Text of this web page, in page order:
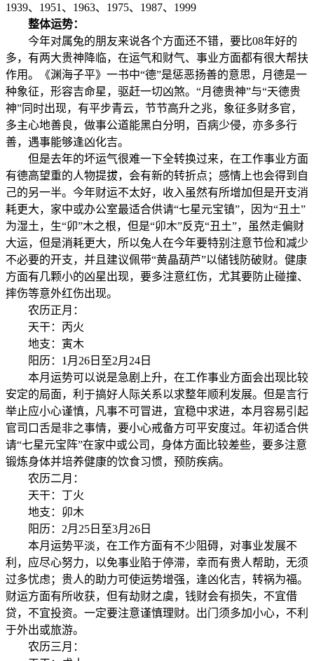
1939、1951、1963、1975、1987、1999
整体运势：
今年对属兔的朋友来说各个方面还不错，要比08年好的
多，有两大贵神降临，在运气和财气、事业方面都有很大帮扶
作用。《渊海子平》一书中“德”是惩恶扬善的意思，月德是一
种象征，形容吉命星，驱赶一切凶煞。“月德贵神”与“天德贵
神”同时出现，有平步青云，节节高升之兆，象征多财多官，
多主心地善良，做事公道能黑白分明，百病少侵，亦多多行
善，遇事能够逢凶化吉。
但是去年的坏运气很难一下全转换过来，在工作事业方面
有德高望重的人物提拔，会有新的转折点；感情上也会得到自
己的另一半。今年财运不太好，收入虽然有所增加但是开支消
耗更大，家中或办公室最适合供请“七星元宝镇”，因为“丑土”
为湿土，生“卯”木之根，但是“卯木”反克“丑土”，虽然走偏财
大运，但是消耗更大，所以兔人在今年要特别注意节俭和减少
不必要的开支，并且建议佩带“黄晶葫芦”以储钱防破财。健康
方面有几颗小的凶星出现，要多注意红伤，尤其要防止碰撞、
摔伤等意外红伤出现。
农历正月：
天干：丙火
地支：寅木
阳历：1月26日至2月24日
本月运势可以说是急剧上升，在工作事业方面会出现比较
安定的局面，利于搞好人际关系以求整年顺利发展。但是言行
举止应小心谨慎，凡事不可冒进，宜稳中求进，本月容易引起
官司口舌是非之事情，要小心戒备方可平安度过。年初适合供
请“七星元宝阵”在家中或公司，身体方面比较差些，要多注意
锻炼身体并培养健康的饮食习惯，预防疾病。
农历二月：
天干：丁火
地支：卯木
阳历：2月25日至3月26日
本月运势平淡，在工作方面有不少阻碍，对事业发展不
利，应尽心努力，以免事业陷于停滞，幸而有贵人帮助，无须
过多忧虑；贵人的助力可使运势增强，逢凶化吉，转祸为福。
财运方面有所收获，但有劫财之虞，钱财会有损失，不宜借
贷，不宜投资。一定要注意谨慎理财。出门须多加小心，不利
于外出或旅游。
农历三月：